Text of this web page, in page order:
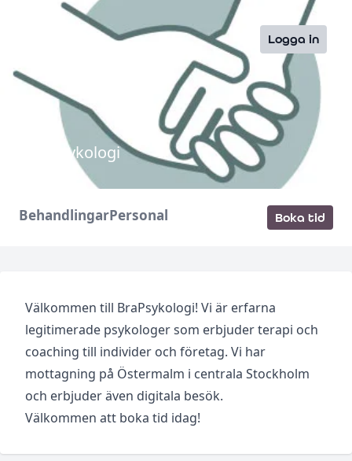
Logga in
BraPsykologi
BehandlingarPersonal Boka tid
Välkommen till BraPsykologi! Vi är erfarna
legitimerade psykologer som erbjuder terapi och
coaching till individer och företag. Vi har
mottagning på Östermalm i centrala Stockholm
och erbjuder även digitala besök.
Välkommen att boka tid idag!